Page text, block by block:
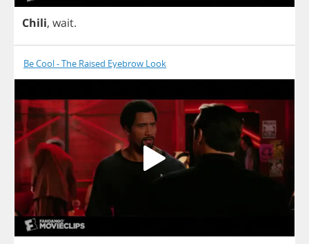
Chili, wait.
Be Cool - The Raised Eyebrow Look